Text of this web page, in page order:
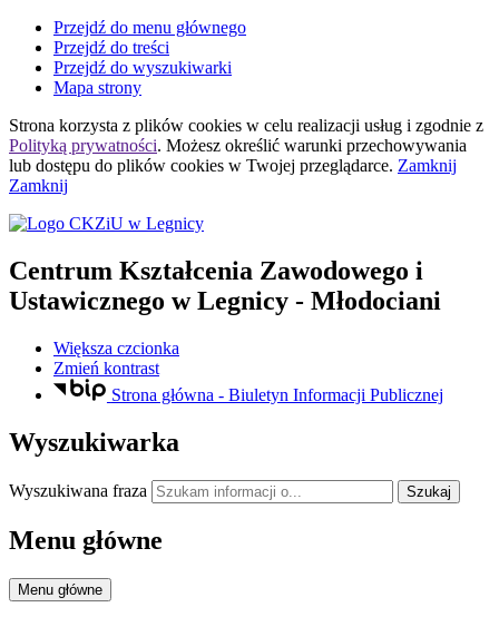
Przejdź do menu głównego
Przejdź do treści
Przejdź do wyszukiwarki
Mapa strony
Strona korzysta z plików cookies w celu realizacji usług i zgodnie z
Polityką prywatności. Możesz określić warunki przechowywania
lub dostępu do plików cookies w Twojej przeglądarce. Zamknij
Zamknij
Centrum Kształcenia Zawodowego i
Ustawicznego w Legnicy - Młodociani
Większa czcionka
Zmień kontrast
Strona główna - Biuletyn Informacji Publicznej
Wyszukiwarka
Wyszukiwana fraza Szukaj
Menu główne
Menu główne